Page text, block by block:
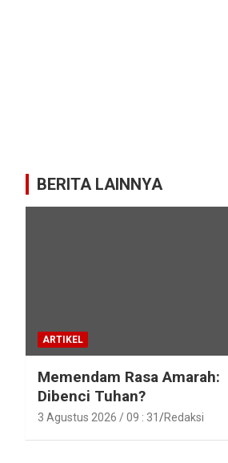
BERITA LAINNYA
ARTIKEL
Memendam Rasa Amarah:
Dibenci Tuhan?
3 Agustus 2026 / 09 : 31 Redaksi